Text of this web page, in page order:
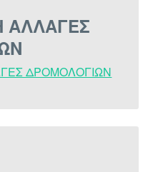
ΑΛΛΑΓΕΣ
ΔΡΟΜΟΛΟΓΙΩΝ